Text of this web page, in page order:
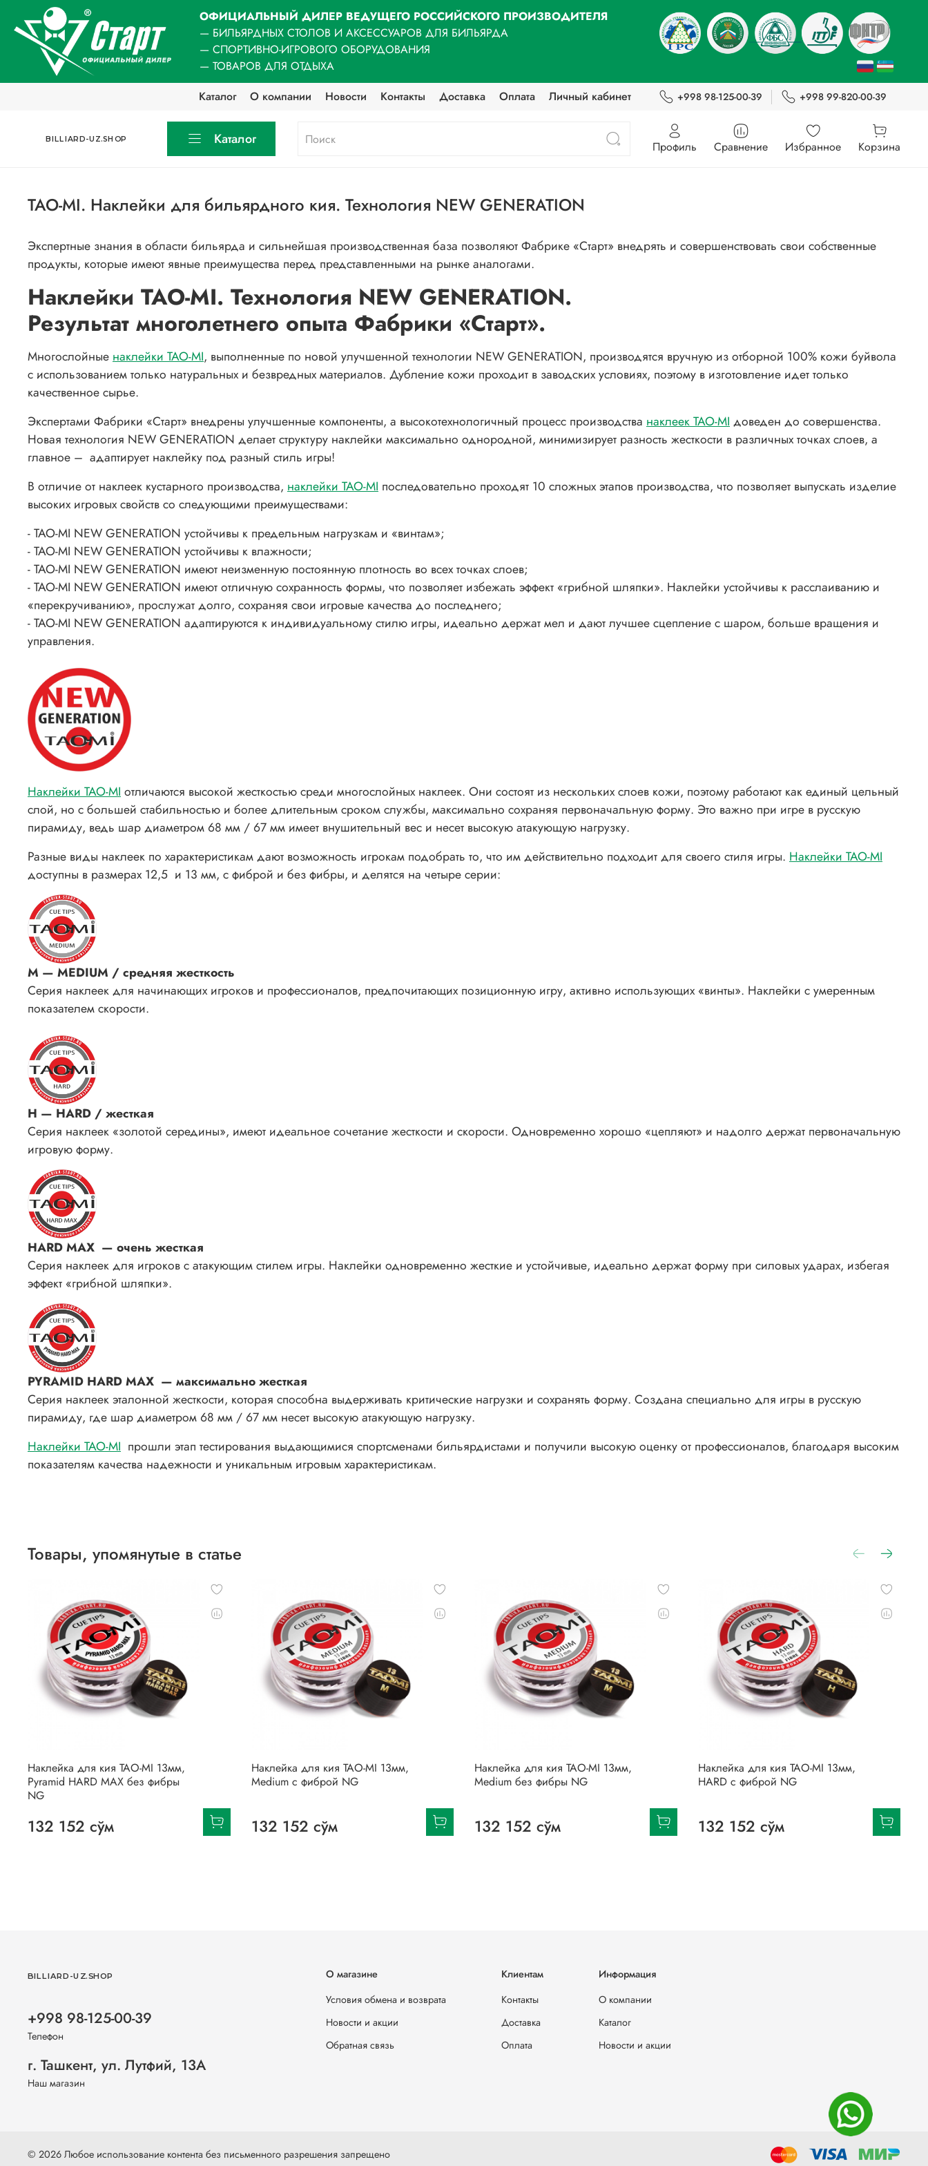
ОФИЦИАЛЬНЫЙ ДИЛЕР ВЕДУЩЕГО РОССИЙСКОГО ПРОИЗВОДИТЕЛЯ
— БИЛЬЯРДНЫХ СТОЛОВ И АКСЕССУАРОВ ДЛЯ БИЛЬЯРДА
— СПОРТИВНО-ИГРОВОГО ОБОРУДОВАНИЯ
— ТОВАРОВ ДЛЯ ОТДЫХА
Каталог
О компании Новости Контакты Доставка Оплата Личный кабинет +998 98-125-00-39 +998 99-820-00-39
BILLIARD-UZ.SHOP Каталог Профиль Сравнение Избранное Корзина
TAO-MI. Наклейки для бильярдного кия. Технология NEW GENERATION
Экспертные знания в области бильярда и сильнейшая производственная база позволяютФабрике «Старт» внедрять и совершенствовать свои собственные
продукты, которые имеют явные преимущества перед представленными на рынке аналогами.
Наклейки TAO-MI. Технология NEW GENERATION.
Результат многолетнего опыта Фабрики «Старт».
Многослойныенаклейки TAO-MI, выполненные по новой улучшенной технологии NEW GENERATION, производятся вручную из отборной 100% кожи буйвола
с использованием только натуральных и безвредных материалов. Дубление кожи проходит в заводских условиях, поэтому в изготовление идет только
качественное сырье.
Экспертами Фабрики «Старт» внедрены улучшенные компоненты, а высокотехнологичный процесс производства наклеек TAO-MIдоведен до совершенства.
Новая технология NEW GENERATION делает структуру наклейки максимально однородной, минимизирует разность жесткости в различных точках слоев, а
главное – адаптирует наклейку под разный стиль игры!
В отличие от наклеек кустарного производства, наклейки TAO-MI последовательно проходят 10 сложных этапов производства, что позволяет выпускать изделие
высоких игровых свойств со следующими преимуществами:
- TAO-MI NEW GENERATION устойчивы к предельным нагрузкам и «винтам»;
- TAO-MI NEW GENERATION устойчивы к влажности;
- TAO-MI NEW GENERATION имеют неизменную постоянную плотность во всех точках слоев;
- TAO-MI NEW GENERATION имеют отличную сохранность формы, что позволяет избежать эффект «грибной шляпки». Наклейки устойчивы к расслаиванию и
«перекручиванию», прослужат долго, сохраняя свои игровые качества до последнего;
- TAO-MI NEW GENERATION адаптируются к индивидуальному стилю игры, идеально держат мел и дают лучшее сцепление с шаром, больше вращения и
управления.
Наклейки TAO-MIотличаются высокой жесткостью среди многослойных наклеек. Они состоят из нескольких слоев кожи, поэтому работают как единый цельный
слой, но с большей стабильностью и более длительным сроком службы, максимально сохраняя первоначальную форму. Это важно при игре в русскую
пирамиду, ведь шар диаметром 68 мм / 67 мм имеет внушительный вес и несет высокую атакующую нагрузку.
Разные виды наклеек по характеристикам дают возможность игрокам подобрать то, что им действительно подходит для своего стиля игры. Наклейки TAO-MI
доступны в размерах 12,5 и 13 мм, с фиброй и без фибры, и делятся на четыре серии:
М — MEDIUM / средняя жесткость
Серия наклеек для начинающих игроков и профессионалов, предпочитающих позиционную игру, активно использующих «винты». Наклейки с умеренным
показателем скорости.
H — HARD / жесткая
Серия наклеек «золотой середины», имеют идеальное сочетание жесткости и скорости. Одновременно хорошо «цепляют» и надолго держат первоначальную
игровую форму.
HARD MAX — очень жесткая
Серия наклеек для игроков с атакующим стилем игры. Наклейки одновременно жесткие и устойчивые, идеально держат форму при силовых ударах, избегая
эффект «грибной шляпки».
PYRAMID HARD MAX — максимально жесткая
Серия наклеек эталонной жесткости, которая способна выдерживать критические нагрузки и сохранять форму. Создана специально для игры в русскую
пирамиду, где шар диаметром 68 мм / 67 мм несет высокую атакующую нагрузку.
Наклейки TAO-MI прошли этап тестирования выдающимися спортсменами бильярдистами и получили высокую оценку от профессионалов, благодаря высоким
показателям качества надежности и уникальным игровым характеристикам.
Товары, упомянутые в статье
Наклейка для кия TAO-MI 13мм,
Pyramid HARD MAX без фибры
NG
132 152 сўм
Наклейка для кия TAO-MI 13мм,
Medium с фиброй NG
132 152 сўм
Наклейка для кия TAO-MI 13мм,
Medium без фибры NG
132 152 сўм
Наклейка для кия TAO-MI 13мм,
HARD с фиброй NG
132 152 сўм
О магазине
Условия обмена и возврата
Новости и акции
Обратная связь
Клиентам
Контакты
Доставка
Оплата
Информация
О компании
Каталог
Новости и акции
BILLIARD-UZ.SHOP
+998 98-125-00-39
Телефон
г. Ташкент, ул. Лутфий, 13А
Наш магазин
© 2026 Любое использование контента без письменного разрешения запрещено